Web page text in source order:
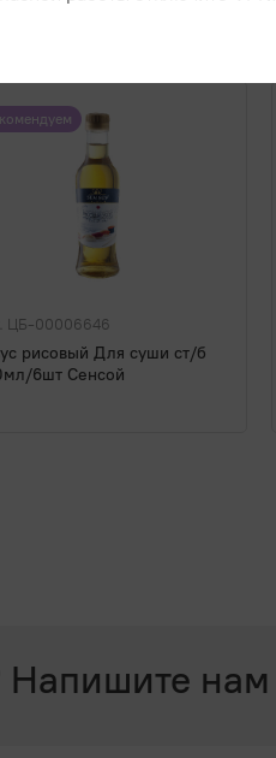
ЦБ-00006646
рисовый Для суши ст/б
6шт Сенсой
Напишите нам